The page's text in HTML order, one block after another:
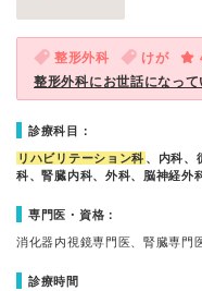
整形外科 けが
整形外科にお世話になって
診療科目：
リハビリテーション科 、内科、
科、腎臓内科、外科、脳神経外
専門医・資格：
消化器内視鏡専門医、腎臓専門
診療時間